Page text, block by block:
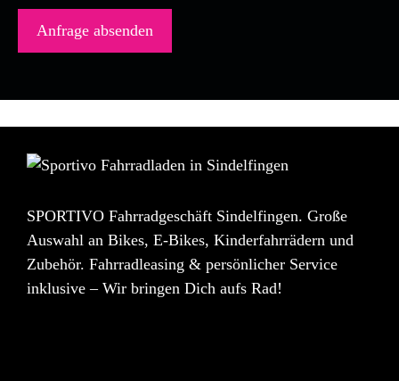
SPORTIVO Fahrradgeschäft Sindelfingen. Große
Auswahl an Bikes, E-Bikes, Kinderfahrrädern und
Zubehör. Fahrradleasing & persönlicher Service
inklusive – Wir bringen Dich aufs Rad!